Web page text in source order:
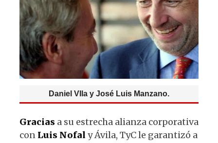
Daniel VIla y José Luis Manzano.
Gracias a su estrecha alianza corporativa
con Luis Nofal y Ávila, TyC le garantizó a